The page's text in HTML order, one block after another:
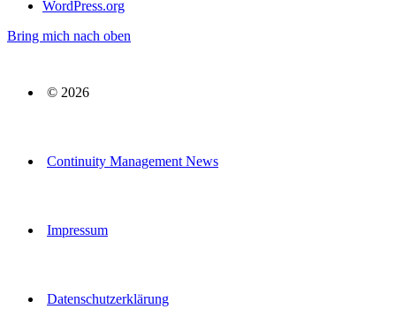
WordPress.org
Bring mich nach oben
© 2026
Continuity Management News
Impressum
Datenschutzerklärung